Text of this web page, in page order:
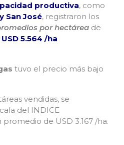
productiva, como
San José, registraron los
por hectárea de
USD 5.564 /ha
tuvo el precio más bajo
vendidas, se
del INDICE
promedio de USD 3.167 /ha.